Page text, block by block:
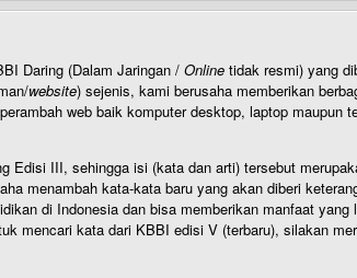
Daring (Dalam Jaringan / Online tidak resmi) yang
website) sejenis, kami berusaha memberikan
web baik komputer desktop, laptop maupun
Edisi III, sehingga isi (kata dan arti) tersebut
menambah kata-kata baru yang akan diberi
di Indonesia dan bisa memberikan manfaat
mencari kata dari KBBI edisi V (terbaru), silakan